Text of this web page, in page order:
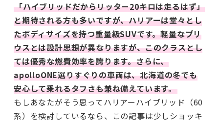
「ハイブリッドだからリッター20キロは走るはず」
と期待される方も多いですが、ハリアーは堂々とし
たボディサイズを持つ重量級SUVです。軽量なプリ
ウスとは設計思想が異なりますが、このクラスとし
ては優秀な燃費効率を誇ります。さらに、
apolloONE選りすぐりの車両は、北海道の冬でも
安心して乗れるタフさも兼ね備えています。
もしあなたがそう思ってハリアーハイブリッド（60
系）を検討しているなら、この記事は少しショッキ